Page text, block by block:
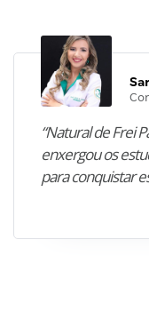
“Natural de Frei
enxergou os
para conquistar